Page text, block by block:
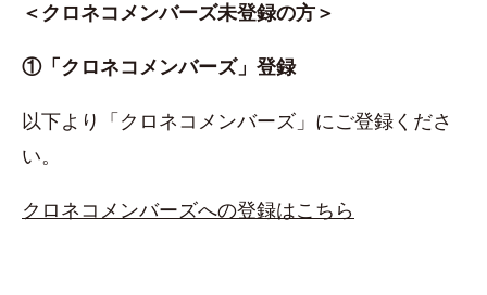
＜クロネコメンバーズ未登録の方＞
①「クロネコメンバーズ」登録
以下より「クロネコメンバーズ」にご登録くださ
い。
クロネコメンバーズへの登録はこちら